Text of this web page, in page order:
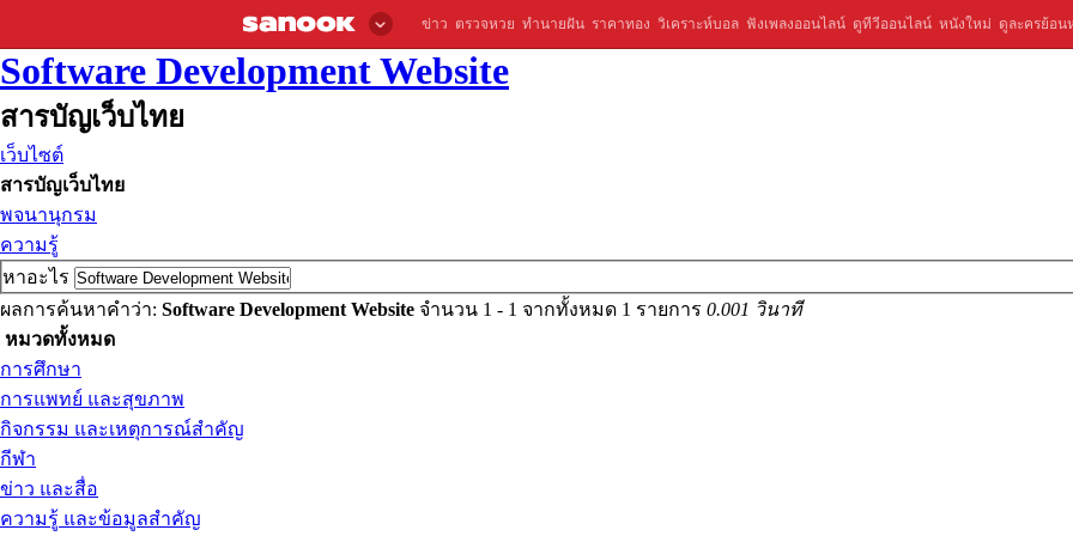
ข่าว ตรวจหวย ทำนายฝัน ราคาทอง วิเคราะห์บอล ฟังเพลงออนไลน์ ดูทีวีออนไลน์ หนังใหม่ ดูละครย้อน
Software Development Website
สารบัญเว็บไทย
เว็บไซต์
สารบัญเว็บไทย
พจนานุกรม
ความรู้
หาอะไร
ผลการค้นหาคำว่า: Software Development Website จำนวน 1 - 1 จากทั้งหมด 1 รายการ 0.001 วินาที
หมวดทั้งหมด
การศึกษา
การแพทย์ และสุขภาพ
กิจกรรม และเหตุการณ์สำคัญ
กีฬา
ข่าว และสื่อ
ความรู้ และข้อมูลสำคัญ